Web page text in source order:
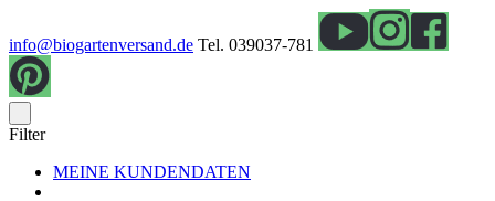
info@biogartenversand.de Tel. 039037-781
Filter
MEINE KUNDENDATEN